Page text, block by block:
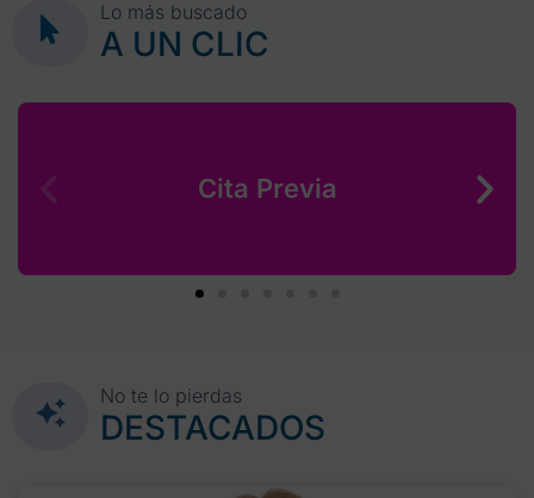
Lo más buscado
A UN CLIC
Cita Previa
No te lo pierdas
DESTACADOS